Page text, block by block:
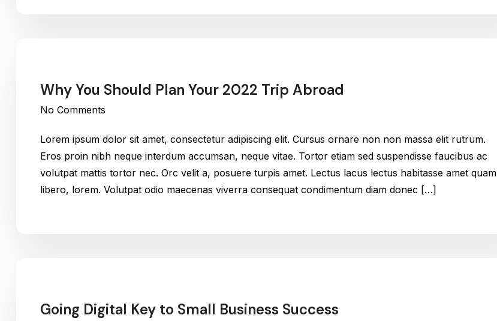
Why You Should Plan Your 2022 Trip Abroad
No Comments
Lorem ipsum dolor sit amet, consectetur adipiscing elit. Cursus ornare non non massa elit rutrum.
Eros proin nibh neque interdum accumsan, neque vitae. Tortor etiam sed suspendisse faucibus ac
volutpat mattis tortor nec. Orc velit a, posuere turpis amet. Lectus lacus lectus habitasse amet quam
libero, lorem. Volutpat odio maecenas viverra consequat condimentum diam donec […]
Going Digital Key to Small Business Success